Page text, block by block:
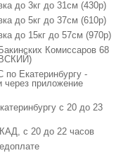
до 3кг до 31см (430р)
до 5кг до 37см (610р)
до 15кг до 57см (970р)
Комиссаров 68
Екатеринбургу -
через приложение
с 20 до 23
с 20 до 22 часов